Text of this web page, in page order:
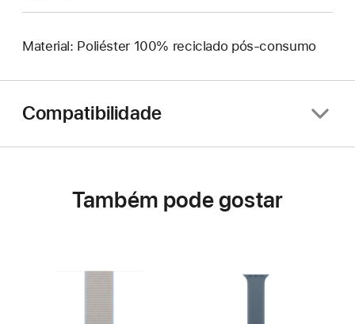
Material: Poliéster 100% reciclado pós-consumo
Compatibilidade
Também pode gostar